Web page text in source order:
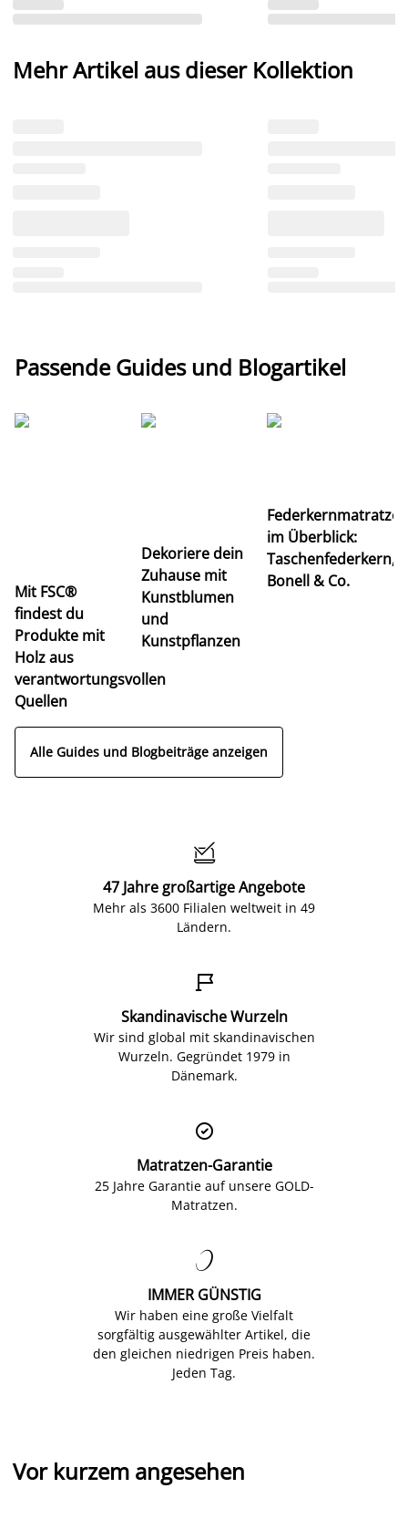
Mehr Artikel aus dieser Kollektion
Passende Guides und Blogartikel
Mit FSC®
findest du
Produkte mit
Holz aus
verantwortungsvollen
Quellen
Dekoriere dein
Zuhause mit
Kunstblumen
und
Kunstpflanzen
im Überblick:
Taschenfederkern,
Bonell & Co.
Alle Guides und Blogbeiträge anzeigen

47 Jahre großartige Angebote
Mehr als 3600 Filialen weltweit in 49
Ländern.

Skandinavische Wurzeln
Wir sind global mit skandinavischen
Wurzeln. Gegründet 1979 in
Dänemark.

Matratzen-Garantie
25 Jahre Garantie auf unsere GOLD-
Matratzen.

IMMER GÜNSTIG
Wir haben eine große Vielfalt
sorgfältig ausgewählter Artikel, die
den gleichen niedrigen Preis haben.
Jeden Tag.
Vor kurzem angesehen